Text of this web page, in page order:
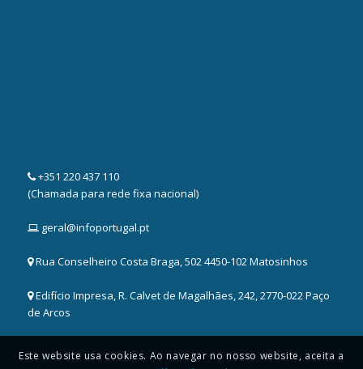
+351 220 437 110
(Chamada para rede fixa nacional)
geral@infoportugal.pt
Rua Conselheiro Costa Braga, 502 4450-102 Matosinhos
Edifício Impresa, R. Calvet de Magalhães, 242, 2770-022 Paço
de Arcos
Este website usa cookies. Ao navegar no nosso website, aceita a